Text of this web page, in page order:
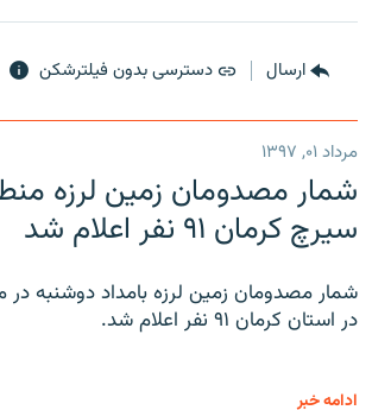
ارسال دسترسی بدون فیلترشکن
مرداد ۰۱, ۱۳۹۷
شمار مصدومان زمین لرزه
سیرچ کرمان ۹۱ نفر اعلام شد
شمار مصدومان زمین لرزه بامداد دوشنبه
در استان کرمان ۹۱ نفر اعلام شد.
ادامه خبر